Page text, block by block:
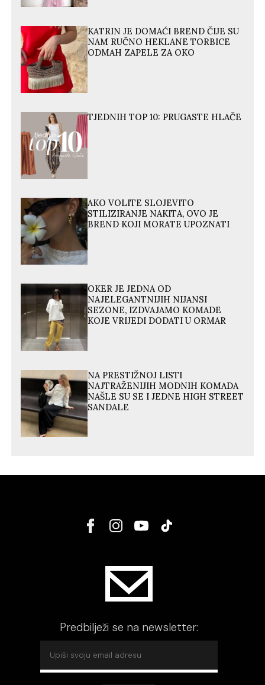
KATRIN JE DOMAĆI BREND ČIJE SU
NAM RUČNO HEKLANE TORBICE
ODMAH ZAPELE ZA OKO
TJEDNIH TOP 10: PRUGASTE HLAČE
AKO VOLITE SLOJEVITO
STILIZIRANJE NAKITA, OVO JE
BREND KOJI MORATE UPOZNATI
OKER JE JEDNA OD
NAJELEGANTNIJIH NIJANSI
SEZONE, IZDVAJAMO KOMADE
KOJE VRIJEDI DODATI U ORMAR
NA PRESTIŽNOJ LISTI
NAJTRAŽENIJIH MODNIH KOMADA
NAŠLE SU SE I JEDNE HIGH STREET
SANDALE
Predbilježi se na newsletter: